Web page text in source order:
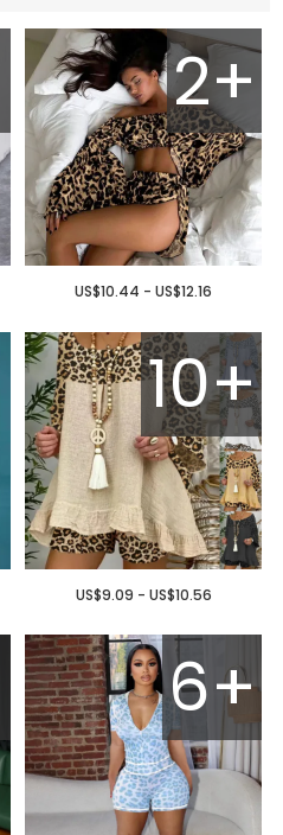
2+
US$10.44 - US$12.16
10+
US$9.09 - US$10.56
6+